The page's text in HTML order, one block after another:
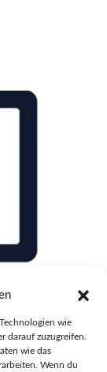
wie
darauf zuzugreifen.
wie das
Wenn du